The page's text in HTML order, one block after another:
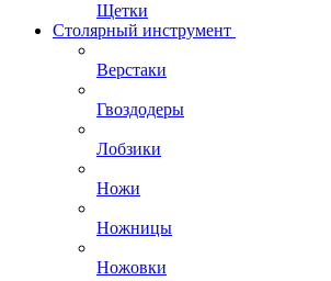
Щетки
Столярный инструмент
Верстаки
Гвоздодеры
Лобзики
Ножи
Ножницы
Ножовки